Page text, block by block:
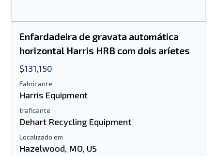
Enfardadeira de gravata automática
horizontal Harris HRB com dois aríetes
$131,150
Fabricante
Harris Equipment
traficante
Dehart Recycling Equipment
Localizado em
Hazelwood, MO, US